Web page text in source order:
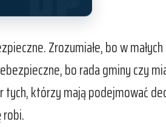
Zrozumiałe, bo w
bo rada gminy czy
którzy mają podejmować